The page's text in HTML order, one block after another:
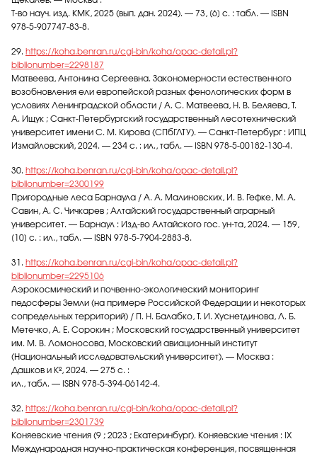
Т-во науч. изд. КМК, 2025 (вып. дан. 2024). — 73, [6] с. : табл. — ISBN
978-5-907747-83-8.
29. https://koha.benran.ru/cgi-bin/koha/opac-detail.pl?
biblionumber=2298187
Матвеева, Антонина Сергеевна. Закономерности естественного
возобновления ели европейской разных фенологических форм в
условиях Ленинградской области / А. С. Матвеева, Н. В. Беляева, Т.
А. Ищук ; Санкт-Петербургский государственный лесотехнический
университет имени С. М. Кирова (СПбГЛТУ). — Санкт-Петербург : ИПЦ
Измайловский, 2024. — 234 с. : ил., табл. — ISBN 978-5-00182-130-4.
30. https://koha.benran.ru/cgi-bin/koha/opac-detail.pl?
biblionumber=2300199
Пригородные леса Барнаула / А. А. Малиновских, И. В. Гефке, М. А.
Савин, А. С. Чичкарев ; Алтайский государственный аграрный
университет. — Барнаул : Изд-во Алтайского гос. ун-та, 2024. — 159,
[10] с. : ил., табл. — ISBN 978-5-7904-2883-8.
31. https://koha.benran.ru/cgi-bin/koha/opac-detail.pl?
biblionumber=2295106
Аэрокосмический и почвенно-экологический мониторинг
педосферы Земли (на примере Российской Федерации и некоторых
сопредельных территорий) / П. Н. Балабко, Т. И. Хуснетдинова, Л. Б.
Метечко, А. Е. Сорокин ; Московский государственный университет
им. М. В. Ломоносова, Московский авиационный институт
(Национальный исследовательский университет). — Москва :
Дашков и Кº, 2024. — 275 с. :
ил., табл. — ISBN 978-5-394-06142-4.
32. https://koha.benran.ru/cgi-bin/koha/opac-detail.pl?
biblionumber=2301739
Коняевские чтения (9 ; 2023 ; Екатеринбург). Коняевские чтения : IX
Международная научно-практическая конференция, посвященная